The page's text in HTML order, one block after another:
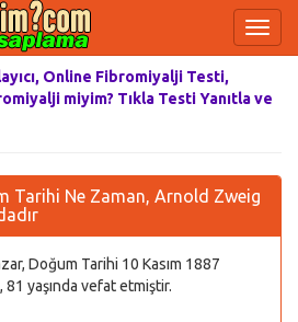
Online Fibromiyalji Testi,
miyim? Tıkla Testi Yanıtla ve
Tarihi Ne Zaman, Arnold Zweig
Doğum Tarihi 10 Kasım 1887
yaşında vefat etmiştir.